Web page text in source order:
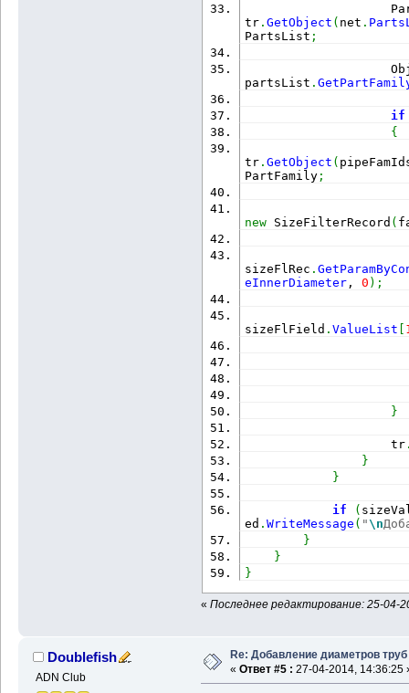
PartsList
tr .GetObject ( net .
PartsList ;
partsList .
if
{
tr .GetObject (
PartFamily ;
new SizeFilterRecord (
sizeFlRec .
eInnerDiameter , 0 ) ;
sizeFlField .ValueList [
}
tr
}
}
if (
ed .WriteMessage ( "\n
}
}
}
« Последнее редактирование: 25-04-
Doublefish
ADN Club
Re: Добавление диаметров труб
« Ответ #5 : 27-04-2014, 14:36:25